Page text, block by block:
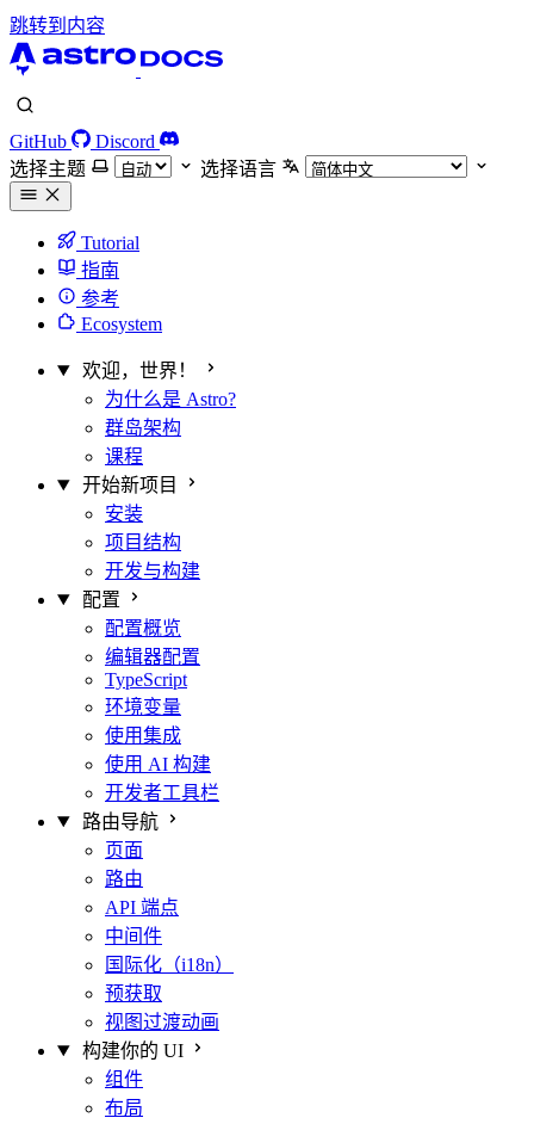
跳转到内容
GitHub
Discord
选择主题
选择语言
Tutorial
指南
参考
Ecosystem
欢迎，世界！
为什么是 Astro?
群岛架构
课程
开始新项目
安装
项目结构
开发与构建
配置
配置概览
编辑器配置
TypeScript
环境变量
使用集成
使用 AI 构建
开发者工具栏
路由导航
页面
路由
API 端点
中间件
国际化（i18n）
预获取
视图过渡动画
构建你的 UI
组件
布局